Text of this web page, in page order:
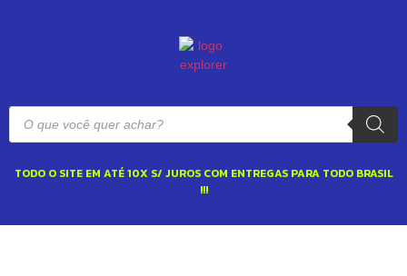
TODO O SITE EM ATÉ 10X S/ JUROS COM ENTREGAS PARA TODO BRASIL
!!!